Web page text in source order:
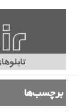
برچسب‌ها